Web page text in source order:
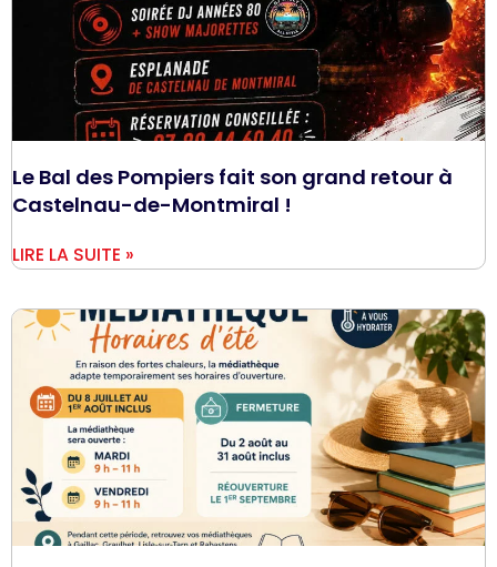
Le Bal des Pompiers fait son grand retour à
Castelnau-de-Montmiral !
LIRE LA SUITE »